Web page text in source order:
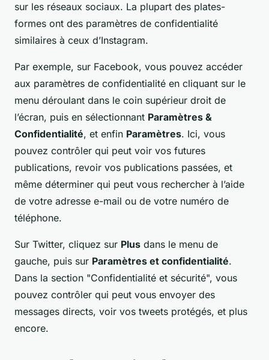
sur les réseaux sociaux. La plupart des plates-
formes ont des paramètres de confidentialité
similaires à ceux d’Instagram.
Par exemple, sur Facebook, vous pouvez accéder
aux paramètres de confidentialité en cliquant sur le
menu déroulant dans le coin supérieur droit de
l’écran, puis en sélectionnant Paramètres &
Confidentialité, et enfin Paramètres. Ici, vous
pouvez contrôler qui peut voir vos futures
publications, revoir vos publications passées, et
même déterminer qui peut vous rechercher à l’aide
de votre adresse e-mail ou de votre numéro de
téléphone.
Sur Twitter, cliquez sur Plus dans le menu de
gauche, puis sur Paramètres et confidentialité.
Dans la section "Confidentialité et sécurité", vous
pouvez contrôler qui peut vous envoyer des
messages directs, voir vos tweets protégés, et plus
encore.